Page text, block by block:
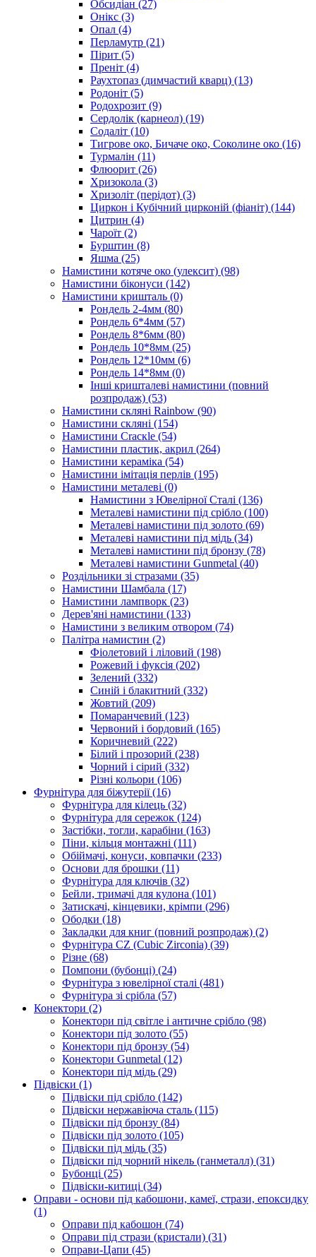
Обсидіан (27)
Онікс (3)
Опал (4)
Перламутр (21)
Пірит (5)
Преніт (4)
Раухтопаз (димчастий кварц) (13)
Родоніт (5)
Родохрозит (9)
Сердолік (карнеол) (19)
Содаліт (10)
Тигрове око, Бичаче око, Соколине око (16)
Турмалін (11)
Флюорит (26)
Хризокола (3)
Хризоліт (перідот) (3)
Циркон і Кубічний цирконій (фіаніт) (144)
Цитрин (4)
Чароїт (2)
Бурштин (8)
Яшма (25)
Намистини котяче око (улексит) (98)
Намистини біконуси (142)
Намистини кришталь (0)
Рондель 2-4мм (80)
Рондель 6*4мм (57)
Рондель 8*6мм (80)
Рондель 10*8мм (25)
Рондель 12*10мм (6)
Рондель 14*8мм (0)
Інші кришталеві намистини (повний
розпродаж) (53)
Намистини скляні Rainbow (90)
Намистини скляні (154)
Намистини Cracкle (54)
Намистини пластик, акрил (264)
Намистини кераміка (54)
Намистини імітація перлів (195)
Намистини металеві (0)
Намистини з Ювелірної Сталі (136)
Металеві намистини під срібло (100)
Металеві намистини під золото (69)
Металеві намистини під мідь (34)
Металеві намистини під бронзу (78)
Металеві намистини Gunmetal (40)
Роздільники зі стразами (35)
Намистини Шамбала (17)
Намистини лампворк (23)
Дерев'яні намистини (133)
Намистини з великим отвором (74)
Палітра намистин (2)
Фіолетовий і ліловий (198)
Рожевий і фуксія (202)
Зелений (332)
Синій і блакитний (332)
Жовтий (209)
Помаранчевий (123)
Червоний і бордовий (165)
Коричневий (222)
Білий і прозорий (238)
Чорний і сірий (332)
Різні кольори (106)
Фурнітура для біжутерії(16)
Фурнітура для кілець (32)
Фурнітура для сережок (124)
Застібки, тогли, карабіни (163)
Піни, кільця монтажні (111)
Обіймачі, конуси, ковпачки (233)
Основи для брошки (11)
Фурнітура для ключів (32)
Бейли, тримачі для кулона (101)
Затискачі, кінцевики, крімпи (296)
Ободки (18)
Закладки для книг (повний розпродаж) (2)
Фурнітура CZ (Cubic Zirconia) (39)
Різне (68)
Помпони (бубонці) (24)
Фурнітура з ювелірної сталі (481)
Фурнітура зі срібла (57)
Конектори (2)
Конектори під світле і античне срібло (98)
Конектори під золото (55)
Конектори під бронзу (54)
Конектори Gunmetal (12)
Конектори під мідь (29)
Підвіски (1)
Підвіски під срібло (142)
Підвіски нержавіюча сталь (115)
Підвіски під бронзу (84)
Підвіски під золото (105)
Підвіски під мідь (35)
Підвіски під чорний нікель (ганметалл) (31)
Бубонці (25)
Підвіски-китиці (34)
Оправи - основи під кабошони, камеї, стрази, епоксидку
(1)
Оправи під кабошон (74)
Оправи під стрази (кристали) (31)
Оправи-Цапи (45)